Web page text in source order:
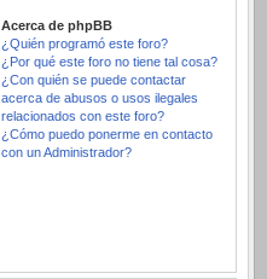
Acerca de phpBB
¿Quién programó este foro?
¿Por qué este foro no tiene tal cosa?
¿Con quién se puede contactar
acerca de abusos o usos ilegales
relacionados con este foro?
¿Cómo puedo ponerme en contacto
con un Administrador?